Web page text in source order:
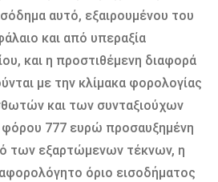
αυτό, εξαιρουμένου του
και από υπεραξία
και η προστιθέμενη διαφορά
με την κλίμακα φορολογίας
και των συνταξιούχων
777 ευρώ προσαυξημένη
των εξαρτώμενων τέκνων, η
όριο εισοδήματος